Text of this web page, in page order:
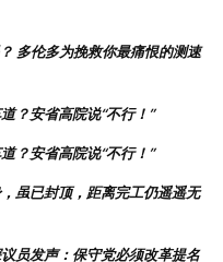
多伦多为挽救你最痛恨的测速
？安省高院说“不行！”
？安省高院说“不行！”
虽已封顶，距离完工仍遥遥无
员发声：保守党必须改革提名